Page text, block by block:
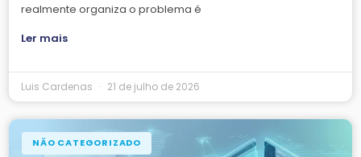
realmente organiza o problema é
Ler mais
Luis Cardenas 21 de julho de 2026
NÃO CATEGORIZADO